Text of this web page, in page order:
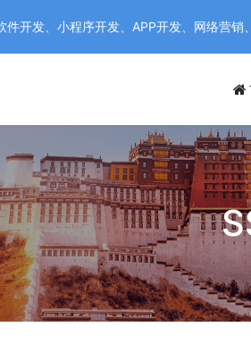
开发、小程序开发、APP开发、网络营